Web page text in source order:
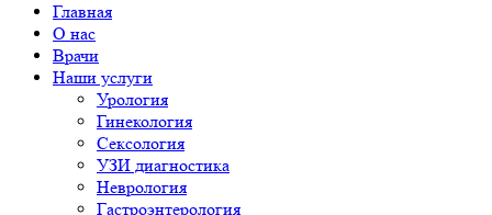
Главная
О нас
Врачи
Наши услуги
Урология
Гинекология
Сексология
УЗИ диагностика
Неврология
Гастроэнтерология